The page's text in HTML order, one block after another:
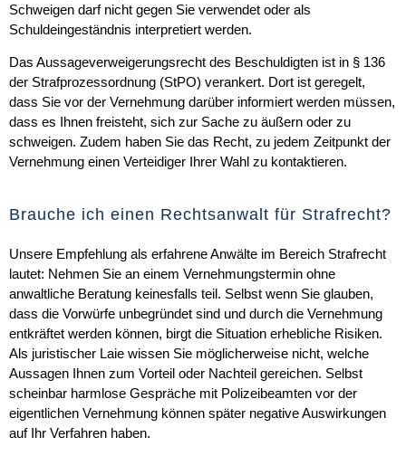
Schweigen darf nicht gegen Sie verwendet oder als
Schuldeingeständnis interpretiert werden.
Das Aussageverweigerungsrecht des Beschuldigten ist in § 136
der Strafprozessordnung (StPO) verankert. Dort ist geregelt,
dass Sie vor der Vernehmung darüber informiert werden müssen,
dass es Ihnen freisteht, sich zur Sache zu äußern oder zu
schweigen. Zudem haben Sie das Recht, zu jedem Zeitpunkt der
Vernehmung einen Verteidiger Ihrer Wahl zu kontaktieren.
Brauche ich einen Rechtsanwalt für Strafrecht?
Unsere Empfehlung als erfahrene Anwälte im Bereich Strafrecht
lautet: Nehmen Sie an einem Vernehmungstermin ohne
anwaltliche Beratung keinesfalls teil. Selbst wenn Sie glauben,
dass die Vorwürfe unbegründet sind und durch die Vernehmung
entkräftet werden können, birgt die Situation erhebliche Risiken.
Als juristischer Laie wissen Sie möglicherweise nicht, welche
Aussagen Ihnen zum Vorteil oder Nachteil gereichen. Selbst
scheinbar harmlose Gespräche mit Polizeibeamten vor der
eigentlichen Vernehmung können später negative Auswirkungen
auf Ihr Verfahren haben.